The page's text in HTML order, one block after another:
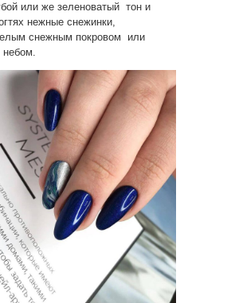
или же зеленоватый тон и
нежные снежинки,
снежным покровом или